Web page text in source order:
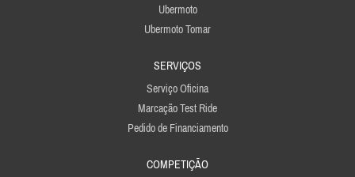
Ubermoto
Ubermoto Tomar
SERVIÇOS
Serviço Oficina
Marcação Test Ride
Pedido de Financiamento
COMPETIÇÃO